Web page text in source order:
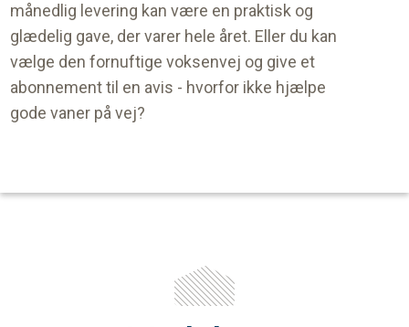
månedlig levering kan være en praktisk og
glædelig gave, der varer hele året. Eller du kan
vælge den fornuftige voksenvej og give et
abonnement til en avis - hvorfor ikke hjælpe
gode vaner på vej?